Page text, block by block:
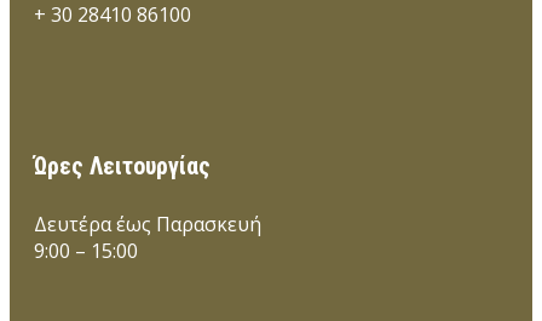
+ 30 28410 86100
Ώρες Λειτουργίας
Δευτέρα έως Παρασκευή
9:00 – 15:00